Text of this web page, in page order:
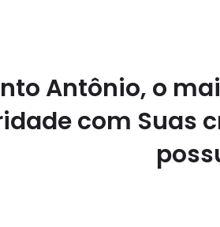
Antônio, o
com Suas